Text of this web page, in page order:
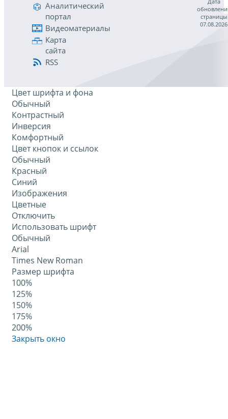
Аналитический
портал
Видеоматериалы
Карта
сайта
RSS
страницы
07.08.2026
Цвет шрифта и фона
Обычный
Контрастный
Инверсия
Комфортный
Цвет кнопок и ссылок
Обычный
Красный
Синий
Изображения
Цветные
Отключить
Использовать шрифт
Обычный
Arial
Times New Roman
Размер шрифта
100%
125%
150%
175%
200%
Закрыть окно